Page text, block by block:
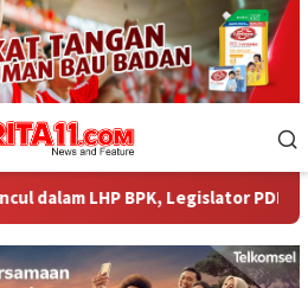
LHP BPK, Legislator PDI